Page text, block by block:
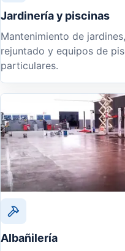
Jardinería y piscinas
Mantenimiento de
rejuntado y equipos de
particulares.
Albañilería